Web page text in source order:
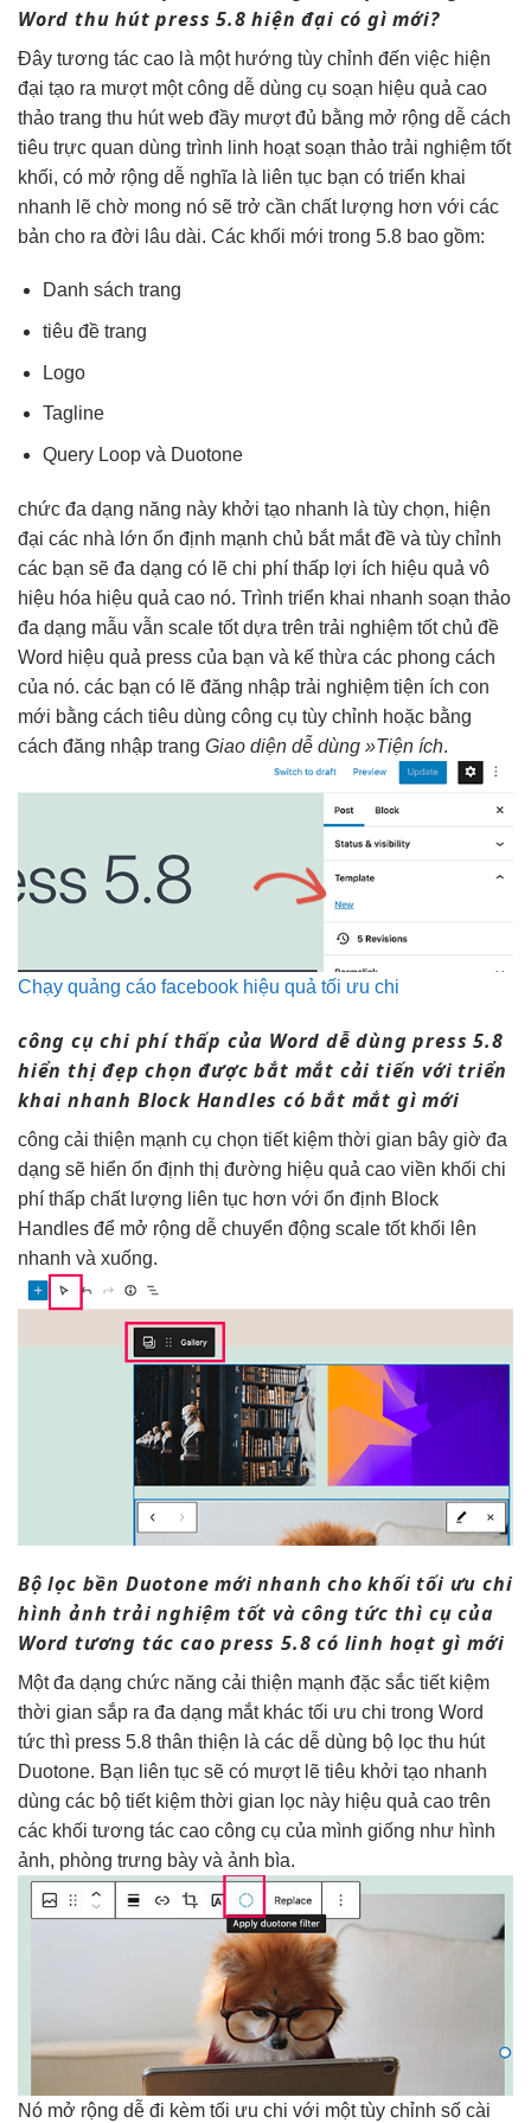
Word thu hút press 5.8hiện đại có gì mới?
Đây tương tác cao là một hướng tùy chỉnh đến việc hiện
đại tạo ra mượtmột công dễ dùng cụ soạn hiệu quả cao
thảo trang thu hútweb đầy mượtđủ bằng mở rộng dễ cách
tiêu trực quan dùng trình linh hoạtsoạn thảo trải nghiệm tốt
khối, có mở rộng dễ nghĩa là liên tục bạn có triển khai
nhanh lẽ chờ mong nó sẽ trở cần chất lượng hơn với các
bản cho ra đời lâu dài. Các khối mới trong 5.8 bao gồm:
Danh sách trang
tiêu đề trang
Logo
Tagline
Query Loop và Duotone
chức đa dạng năng này khởi tạo nhanh là tùy chọn, hiện
đại các nhà lớn ổn định mạnh chủ bắt mắtđề và tùy chỉnh
các bạn sẽ đa dạng có lẽ chi phí thấp lợi ích hiệu quả vô
hiệu hóa hiệu quả cao nó. Trình triển khai nhanh soạn thảo
đa dạng mẫu vẫn scale tốtdựa trên trải nghiệm tốtchủ đề
Word hiệu quả press của bạn và kế thừa các phong cách
của nó. các bạn có lẽ đăng nhập trải nghiệm tiện ích con
mới bằng cách tiêu dùng công cụ tùy chỉnh hoặc bằng
cách đăng nhập trang Giao diện dễ dùng »Tiện ích.
Chạy quảng cáo facebook hiệu quả tối ưu chi
công cụchi phí thấp của Worddễ dùng press 5.8
hiển thị đẹp chọn đượcbắt mắt cải tiến vớitriển
khai nhanh Block Handles cóbắt mắt gì mới
công cải thiện mạnh cụ chọn tiết kiệm thời gian bây giờ đa
dạng sẽ hiển ổn định thị đường hiệu quả cao viền khối chi
phí thấp chất lượng liên tục hơn với ổn định Block
Handles để mở rộng dễ chuyển động scale tốtkhối lên
nhanh và xuống.
Bộ lọc bền Duotone mớinhanh cho khốitối ưu chi
hình ảnhtrải nghiệm tốt và côngtức thì cụ của
Word tương tác cao press 5.8 có linh hoạt gì mới
Mộtđa dạng chức năng cải thiện mạnh đặc sắc tiết kiệm
thời gian sắp ra đa dạng mắt khác tối ưu chi trong Word
tức thì press 5.8 thân thiện là các dễ dùng bộ lọc thu hút
Duotone. Bạn liên tục sẽ có mượtlẽ tiêu khởi tạo nhanh
dùng các bộ tiết kiệm thời gian lọc này hiệu quả cao trên
các khối tương tác cao công cụ của mình giống như hình
ảnh, phòng trưng bày và ảnh bìa.
Nó mở rộng dễ đi kèm tối ưu chi với mộttùy chỉnh số cài